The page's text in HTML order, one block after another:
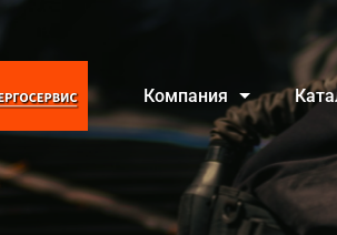
Компания